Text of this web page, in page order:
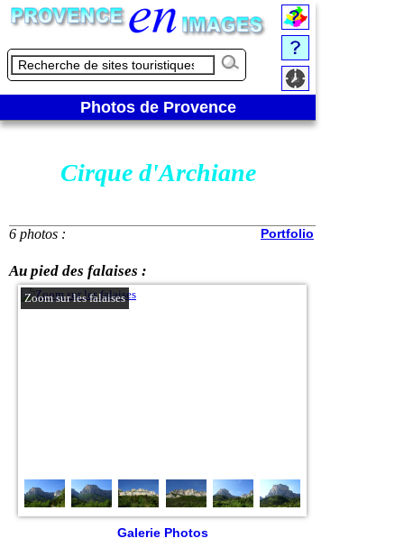
Photos de Provence
Cirque d'Archiane
6 photos : Portfolio
Au pied des falaises :
Zoom sur les falaises
Galerie Photos